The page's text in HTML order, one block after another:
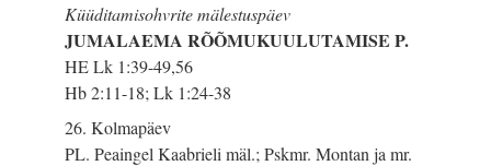
Küüditamisohvrite mälestuspäev
JUMALAEMA RÕÕMUKUULUTAMISE P.
HE Lk 1:39-49,56
Hb 2:11-18; Lk 1:24-38
26. Kolmapäev
PL. Peaingel Kaabrieli mäl.; Pskmr. Montan ja mr.